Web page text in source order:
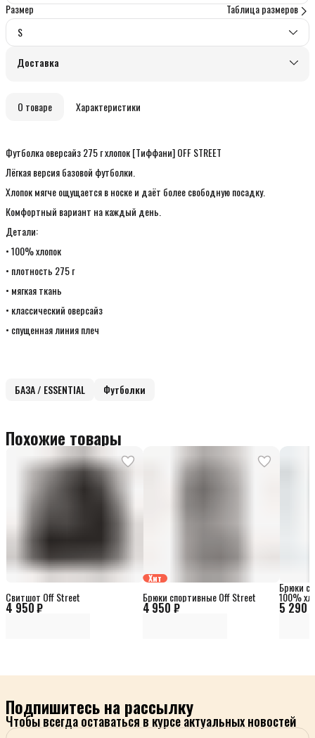
Размер
Таблица размеров
S
Доставка
О товаре Характеристики
Футболка оверсайз 275 г хлопок [Тиффани] OFF STREET
Лёгкая версия базовой футболки.
Хлопок мягче ощущается в носке и даёт более свободную посадку.
Комфортный вариант на каждый день.
Детали:
• 100% хлопок
• плотность 275 г
• мягкая ткань
• классический оверсайз
• спущенная линия плеч
БАЗА / ESSENTIAL Футболки
Похожие товары
4 950 ₽
Свитшот Off Street
Хит
4 950 ₽
Брюки спортивные Off Street
5 290
Брюки
100%
Подпишитесь на рассылку
Чтобы всегда оставаться в курсе актуальных новостей